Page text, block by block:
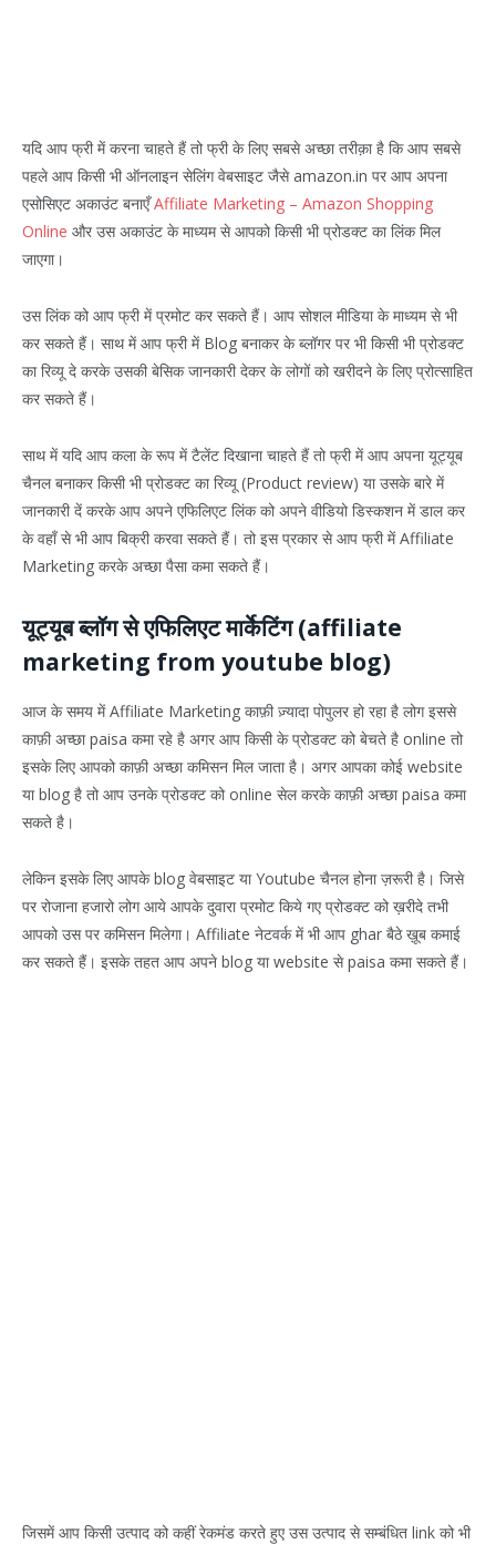
यदि आप फ्री में करना चाहते हैं तो फ्री के लिए सबसे अच्छा तरीक़ा है कि आप सबसे
पहले आप किसी भी ऑनलाइन सेलिंग वेबसाइट जैसे amazon.in पर आप अपना
एसोसिएट अकाउंट बनाएँAffiliate Marketing – Amazon Shopping
Online और उस अकाउंट के माध्यम से आपको किसी भी प्रोडक्ट का लिंक मिल
जाएगा।
उस लिंक को आप फ्री में प्रमोट कर सकते हैं। आप सोशल मीडिया के माध्यम से भी
कर सकते हैं। साथ में आप फ्री में Blog बनाकर के ब्लॉगर पर भी किसी भी प्रोडक्ट
का रिव्यू दे करके उसकी बेसिक जानकारी देकर के लोगों को खरीदने के लिए प्रोत्साहित
कर सकते हैं।
साथ में यदि आप कला के रूप में टैलेंट दिखाना चाहते हैं तो फ्री में आप अपना यूट्यूब
चैनल बनाकर किसी भी प्रोडक्ट का रिव्यू (Product review) या उसके बारे में
जानकारी दें करके आप अपने एफिलिएट लिंक को अपने वीडियो डिस्कशन में डाल कर
के वहाँ से भी आप बिक्री करवा सकते हैं। तो इस प्रकार से आप फ्री में Affiliate
Marketing करके अच्छा पैसा कमा सकते हैं।
यूट्यूब ब्लॉग से एफिलिएट मार्केटिंग (affiliate
marketing from youtube blog)
आज के समय में Affiliate Marketing काफ़ी ज़्यादा पोपुलर हो रहा है लोग इससे
काफ़ी अच्छा paisa कमा रहे है अगर आप किसी के प्रोडक्ट को बेचते है online तो
इसके लिए आपको काफ़ी अच्छा कमिसन मिल जाता है। अगर आपका कोई website
या blog है तो आप उनके प्रोडक्ट को online सेल करके काफ़ी अच्छा paisa कमा
सकते है।
लेकिन इसके लिए आपके blog वेबसाइट या Youtube चैनल होना ज़रूरी है। जिसे
पर रोजाना हजारो लोग आये आपके दुवारा प्रमोट किये गए प्रोडक्ट को ख़रीदे तभी
आपको उस पर कमिसन मिलेगा। Affiliate नेटवर्क में भी आप ghar बैठे ख़ूब कमाई
कर सकते हैं। इसके तहत आप अपने blog या website से paisa कमा सकते हैं।
जिसमें आप किसी उत्पाद को कहीं रेकमंड करते हुए उस उत्पाद से सम्बंधित link को भी